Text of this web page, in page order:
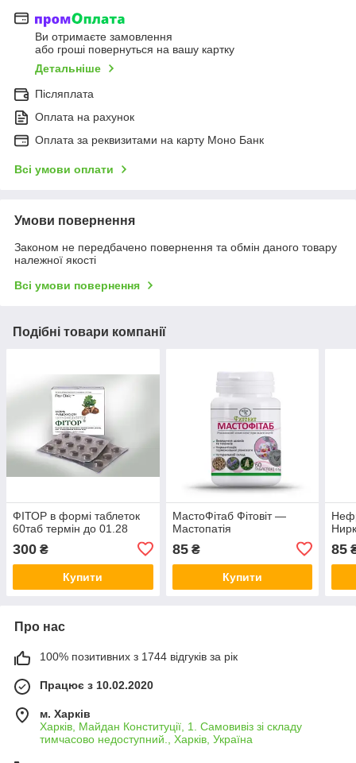
Ви отримаєте замовлення
або гроші повернуться на вашу картку
Детальніше
Післяплата
Оплата на рахунок
Оплата за реквизитами на карту Моно Банк
Всі умови оплати
Умови повернення
Законом не передбачено повернення та обмін даного товару
належної якості
Всі умови повернення
Подібні товари компанії
ФІТОР в формі таблеток
60таб термін до 01.28
300 ₴
Купити
МастоФітаб Фітовіт —
Мастопатія
85₴
Купити
85
Про нас
100% позитивних з 1744 відгуків за рік
Працює з 10.02.2020
м. Харків
Харків, Майдан Конституції, 1. Самовивіз зі складу
тимчасово недоступний., Харків, Україна